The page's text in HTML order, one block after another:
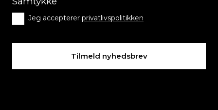
Jeg accepterer privatlivspolitikken